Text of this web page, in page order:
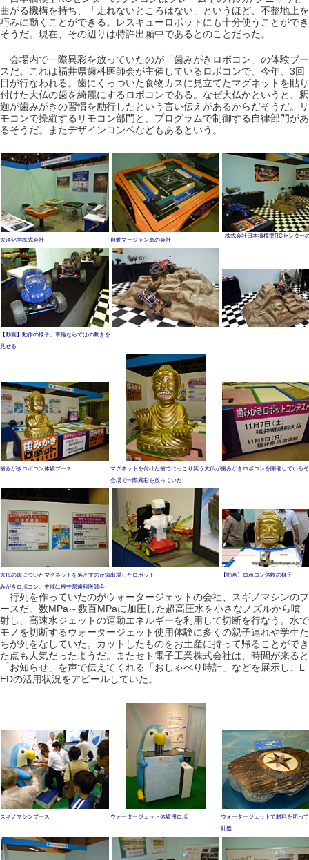
曲がる機構を持ち、「走れないところはない」というほど、不整地上を
巧みに動くことができる。レスキューロボットにも十分使うことができ
そうだ。現在、その辺りは特許出願中であるとのことだった。
会場内で一際異彩を放っていたのが「歯みがきロボコン」の体験ブー
スだ。これは福井県歯科医師会が主催しているロボコンで、今年、3回
目が行なわれる。歯にくっついた食物カスに見立てたマグネットを貼り
付けた大仏の歯を綺麗にするロボコンである。なぜ大仏かというと、釈
迦が歯みがきの習慣を励行したという言い伝えがあるからだそうだ。リ
モコンで操縦するリモコン部門と、プログラムで制御する自律部門があ
るそうだ。またデザインコンペなどもあるという。
大洋化学株式会社 自動マージャン卓の会社
株式会社日本橋模型RCセンター
【動画】動作の様子。車輪ならではの動きを
見せる
歯みがきロボコン体験ブース
マグネットを付けた歯でにっこり笑う大仏が
会場で一際異彩を放っていた
歯みがきロボコンを開催している
大仏の歯についたマグネットを落とすのが歯
みがきロボコン。主催は福井県歯科医師会
出場したロボット 【動画】ロボコン体験の様子
行列を作っていたのがウォータージェットの会社、スギノマシンのブ
ースだ。数MPa～数百MPaに加圧した超高圧水を小さなノズルから噴
射し、高速水ジェットの運動エネルギーを利用して切断を行なう。水で
モノを切断するウォータージェット使用体験に多くの親子連れや学生た
ちが列をなしていた。カットしたものをお土産に持って帰ることができ
た点も人気だったようだ。またセト電子工業株式会社は、時間が来ると
「お知らせ」を声で伝えてくれる「おしゃべり時計」などを展示し、L
EDの活用状況をアピールしていた。
スギノマシンブース ウォータージェット体験用ロボ
ウォータージェットで材料を切っ
針盤